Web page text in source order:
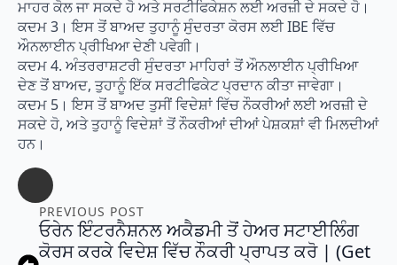
ਮਾਹਰ ਕੋਲ ਜਾ ਸਕਦੇ ਹੋ ਅਤੇ ਸਰਟੀਫਿਕੇਸ਼ਨ ਲਈ ਅਰਜ਼ੀ ਦੇ ਸਕਦੇ ਹੋ।
ਕਦਮ 3। ਇਸ ਤੋਂ ਬਾਅਦ ਤੁਹਾਨੂੰ ਸੁੰਦਰਤਾ ਕੋਰਸ ਲਈ IBE ਵਿੱਚ
ਔਨਲਾਈਨ ਪ੍ਰੀਖਿਆ ਦੇਣੀ ਪਵੇਗੀ।
ਕਦਮ 4. ਅੰਤਰਰਾਸ਼ਟਰੀ ਸੁੰਦਰਤਾ ਮਾਹਿਰਾਂ ਤੋਂ ਔਨਲਾਈਨ ਪ੍ਰੀਖਿਆ
ਦੇਣ ਤੋਂ ਬਾਅਦ, ਤੁਹਾਨੂੰ ਇੱਕ ਸਰਟੀਫਿਕੇਟ ਪ੍ਰਦਾਨ ਕੀਤਾ ਜਾਵੇਗਾ।
ਕਦਮ 5। ਇਸ ਤੋਂ ਬਾਅਦ ਤੁਸੀਂ ਵਿਦੇਸ਼ਾਂ ਵਿੱਚ ਨੌਕਰੀਆਂ ਲਈ ਅਰਜ਼ੀ ਦੇ
ਸਕਦੇ ਹੋ, ਅਤੇ ਤੁਹਾਨੂੰ ਵਿਦੇਸ਼ਾਂ ਤੋਂ ਨੌਕਰੀਆਂ ਦੀਆਂ ਪੇਸ਼ਕਸ਼ਾਂ ਵੀ ਮਿਲਦੀਆਂ
ਹਨ।
PREVIOUS POST
ਓਰੇਨ ਇੰਟਰਨੈਸ਼ਨਲ ਅਕੈਡਮੀ ਤੋਂ ਹੇਅਰ ਸਟਾਈਲਿੰਗ
ਕੋਰਸ ਕਰਕੇ ਵਿਦੇਸ਼ ਵਿੱਚ ਨੌਕਰੀ ਪ੍ਰਾਪਤ ਕਰੋ | (Get